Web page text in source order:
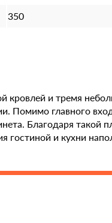
350
кровлей и тремя
Помимо главного
Благодаря такой
гостиной и кухни